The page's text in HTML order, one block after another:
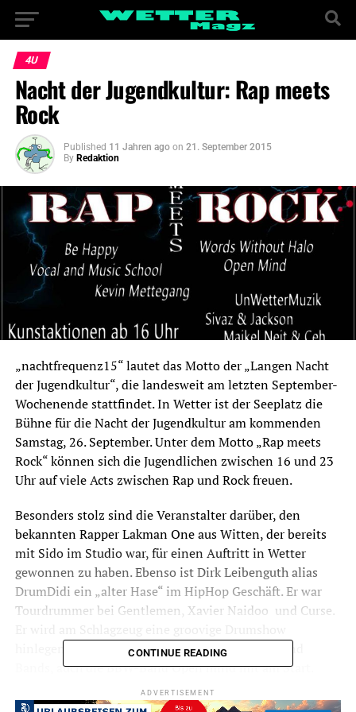
4U
Nacht der Jugendkultur: Rap meets
Rock
Published 11 Jahren ago on 21. September 2015
By Redaktion
„nachtfrequenz15“ lautet das Motto der „Langen Nacht
der Jugendkultur“, die landesweit am letzten September-
Wochenende stattfindet. In Wetter ist der Seeplatz die
Bühne für die Nacht der Jugendkultur am kommenden
Samstag, 26. September. Unter dem Motto „Rap meets
Rock“ können sich die Jugendlichen zwischen 16 und 23
Uhr auf viele Acts zwischen Rap und Rock freuen.
Besonders stolz sind die Veranstalter darüber, den
bekannten Rapper Lakman One aus Witten, der bereits
mit Sido im Studio war, für einen Auftritt in Wetter
gewonnen zu haben. Ebenso ist Dirk Leibenguth alias
DrumDidi ein „alter Hase“ im HipHop Geschäft. Er war
Tourdrummer bei Gentlemen, Xavier Naidoo und Curse.
hinlegen. Ferner ist,neben weiteren Künstlern und
Bands, auch die BBW-Band Open mind mit am Start.
Es wird bunt und laut und das ist genauso gewünscht in
CONTINUE READING
ADVERTISEMENT